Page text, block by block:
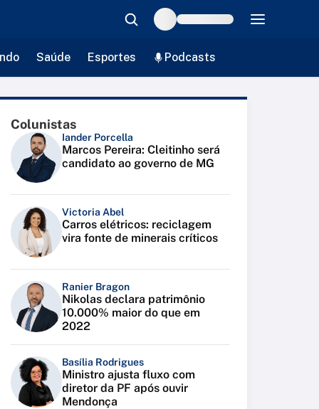
Saúde Esportes Podcasts
Colunistas
Iander Porcella
Marcos Pereira: Cleitinho será
candidato ao governo de MG
Victoria Abel
Carros elétricos: reciclagem
vira fonte de minerais críticos
Ranier Bragon
Nikolas declara patrimônio
10.000% maior do que em
2022
Basília Rodrigues
Ministro ajusta fluxo com
diretor da PF após ouvir
Mendonça